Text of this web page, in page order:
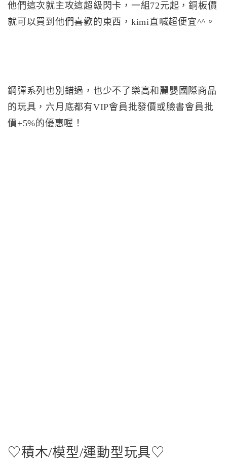
他們這次就主攻這超級閃卡，一組72元起，銅板價
就可以買到他們喜歡的東西，kimi直喊超便宜^^。
鋼彈系列也別錯過，也少不了樂高和麗嬰國際商品
的玩具，六月底都有VIP會員批發價或臉書會員批
價+5%的優惠喔！
♡積木/模型/運動型玩具♡